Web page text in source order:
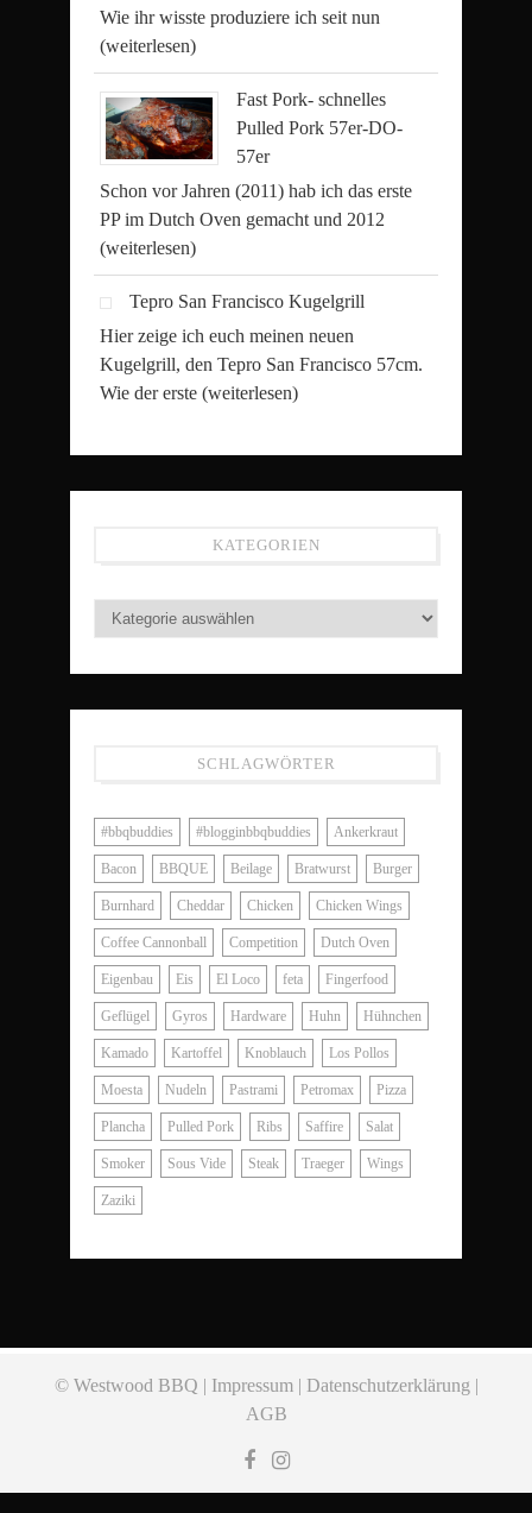
Wie ihr wisste produziere ich seit nun
(weiterlesen)
Fast Pork- schnelles
Pulled Pork 57er-DO-
57er
Schon vor Jahren (2011) hab ich das erste
PP im Dutch Oven gemacht und 2012
(weiterlesen)
Tepro San Francisco Kugelgrill
Hier zeige ich euch meinen neuen
Kugelgrill, den Tepro San Francisco 57cm.
Wie der erste (weiterlesen)
KATEGORIEN
SCHLAGWÖRTER
#bbqbuddies #blogginbbqbuddies Ankerkraut
Bacon BBQUE Beilage Bratwurst Burger
Burnhard Cheddar Chicken Chicken Wings
Coffee Cannonball Competition Dutch Oven
Eigenbau Eis El Loco feta Fingerfood
Geflügel Gyros Hardware Huhn Hühnchen
Kamado Kartoffel Knoblauch Los Pollos
Moesta Nudeln Pastrami Petromax Pizza
Plancha Pulled Pork Ribs Saffire Salat
Smoker Sous Vide Steak Traeger Wings
Zaziki
© Westwood BBQ | Impressum | Datenschutzerklärung |
AGB